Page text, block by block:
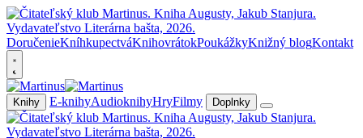
DoručenieKníhkupectváKnihovrátokPoukážkyKnižný blogKontakt
Knihy E-knihyAudioknihyHryFilmy Doplnky